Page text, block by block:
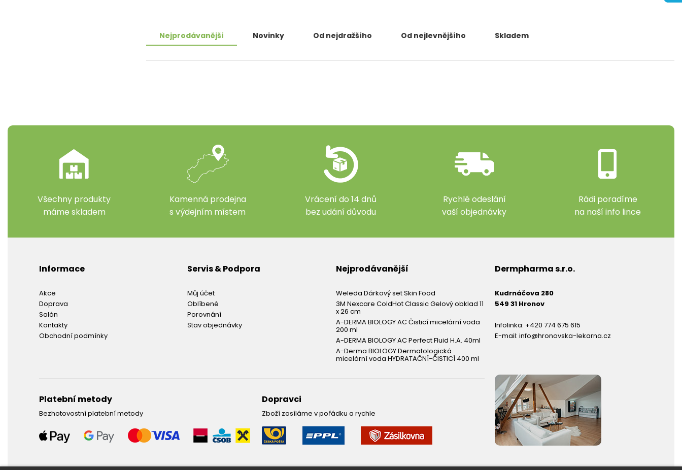
Nejprodávanější Novinky Od nejdražšího Od nejlevnějšího Skladem
Všechny produkty
máme skladem
Kamenná prodejna
s výdejním místem
Vrácení do 14 dnů
bez udání důvodu
Rychlé odeslání
vaší objednávky
Rádi poradíme
na naší info lince
Informace
Akce
Doprava
Salón
Kontakty
Obchodní podmínky
Servis & Podpora
Můj účet
Oblíbené
Porovnání
Stav objednávky
Nejprodávanější
Weleda Dárkový set Skin Food
3M Nexcare ColdHot Classic Gelový obklad 11
x 26 cm
A-DERMA BIOLOGY AC Čisticí micelární voda
200 ml
A-DERMA BIOLOGY AC Perfect Fluid H.A. 40ml
A-Derma BIOLOGY Dermatologická
micelární voda HYDRATAČNÍ-ČISTICÍ 400 ml
Platební metody
Bezhotovostní platební metody
Dopravci
Zboží zasíláme v pořádku a rychle
Dermpharma s.r.o.
Kudrnáčova 280
549 31 Hronov
Infolinka: +420 774 675 615
E-mail: info@hronovska-lekarna.cz